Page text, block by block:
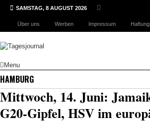
SAMSTAG, 8 AUGUST 2026
Über uns Werben Impressum
Menu
HAMBURG
Mittwoch, 14. Juni:
G20-Gipfel, HSV im